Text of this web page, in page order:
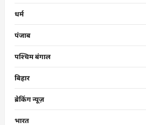
धर्म
पंजाब
पश्चिम बंगाल
बिहार
ब्रेकिंग न्यूज़
भारत